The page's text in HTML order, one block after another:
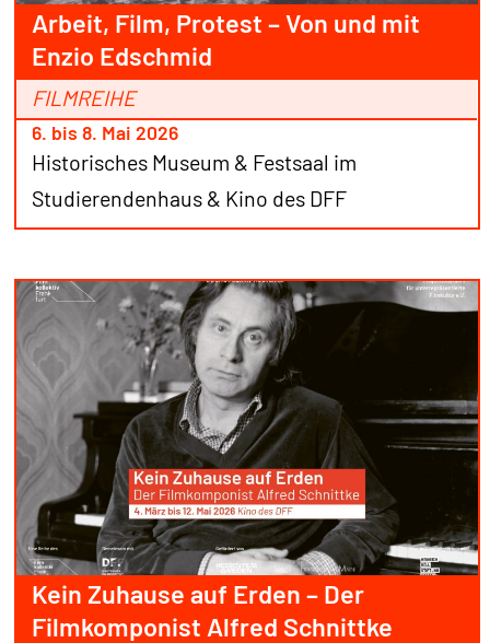
Arbeit, Film, Protest – Von und mit
Enzio Edschmid
FILMREIHE
6. bis 8. Mai 2026
Historisches Museum & Festsaal im
Studierendenhaus & Kino des DFF
Kein Zuhause auf Erden – Der
Filmkomponist Alfred Schnittke